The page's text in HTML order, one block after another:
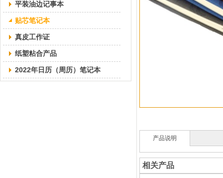
平装油边记事本
贴芯笔记本
真皮工作证
纸塑粘合产品
2022年日历（周历）笔记本
产品说明
相关产品